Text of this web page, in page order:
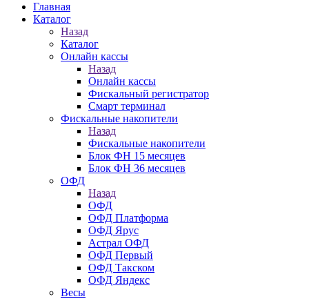
Главная
Каталог
Назад
Каталог
Онлайн кассы
Назад
Онлайн кассы
Фискальный регистратор
Смарт терминал
Фискальные накопители
Назад
Фискальные накопители
Блок ФН 15 месяцев
Блок ФН 36 месяцев
ОФД
Назад
ОФД
ОФД Платформа
ОФД Ярус
Астрал ОФД
ОФД Первый
ОФД Такском
ОФД Яндекс
Весы